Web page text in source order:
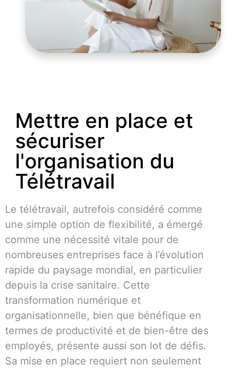
Mettre en place et
sécuriser
l'organisation du
Télétravail
Le télétravail, autrefois considéré comme
une simple option de flexibilité, a émergé
comme une nécessité vitale pour de
nombreuses entreprises face à l’évolution
rapide du paysage mondial, en particulier
depuis la crise sanitaire. Cette
transformation numérique et
organisationnelle, bien que bénéfique en
termes de productivité et de bien-être des
employés, présente aussi son lot de défis.
Sa mise en place requiert non seulement